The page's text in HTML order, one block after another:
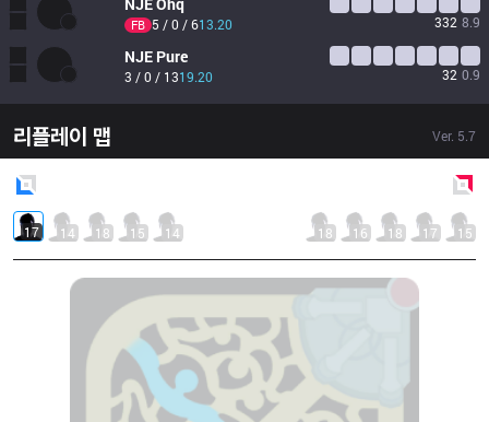
FB 5 / 0 / 613.20 332 8.9
NJE Pure
3 / 0 / 1319.20 32 0.9
리플레이 맵 Ver. 5.7
17 14 18 15 14 18 16 18 17 15